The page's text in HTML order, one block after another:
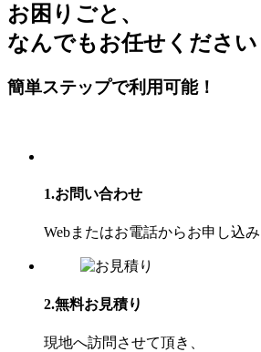
お困り ごと、
なんでもお任せください
簡単ステップで利⽤可能！
1.お問い合わせ
Webまたはお電話からお申し込み
2.無料お見積り
現地へ訪問させて頂き、